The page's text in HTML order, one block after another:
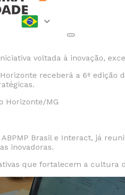
voltada à inovação,
receberá a 6ª
Horizonte/MG
ABPMP Brasil e Interact, já
inovadoras.
que fortalecem a cultura